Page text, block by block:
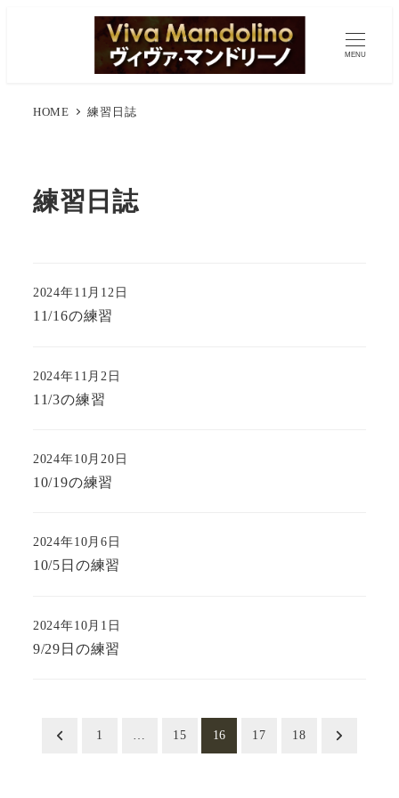
MENU
HOME 練習日誌
練習日誌
11/16の練習
2024年11月12日
11/3の練習
2024年11月2日
10/19の練習
2024年10月20日
10/5日の練習
2024年10月6日
9/29日の練習
2024年10月1日
1 15 16 17 18